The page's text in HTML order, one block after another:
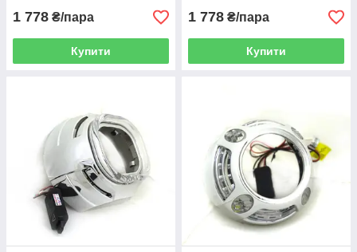
1 778 ₴/пара
Купити
1 778 ₴/пара
Купити